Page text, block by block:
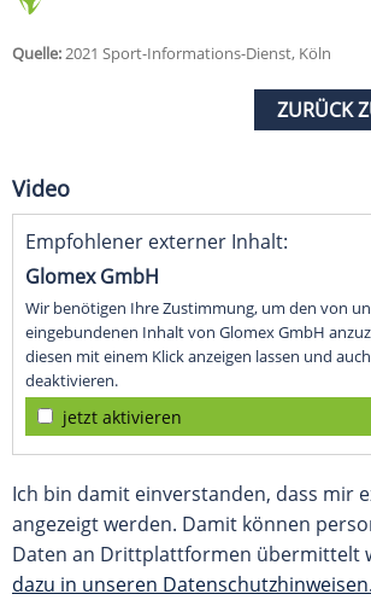
Quelle:2021 Sport-Informations-Dienst, Köln
ZURÜCK
Video
Empfohlener externer Inhalt:
Glomex GmbH
Wir benötigen Ihre Zustimmung, um den von
eingebundenen Inhalt von Glomex GmbH
diesen mit einem Klick anzeigen lassen und
deaktivieren.
jetzt aktivieren
Ich bin damit einverstanden, dass mir
angezeigt werden. Damit können
Daten an Drittplattformen übermittelt
dazu in unseren Datenschutzhinweisen.